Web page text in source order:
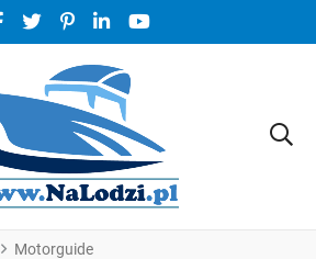
FACEBOOK SOCIAL LINK
TWITTER SOCIAL LINK
PINTEREST SOCIAL LINK
LINKEDIN SOCIAL LINK
YOUTUBE SOCIAL LINK
Motorguide